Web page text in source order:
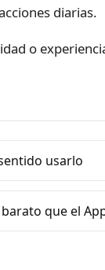
diarias.
o
usarlo
que el